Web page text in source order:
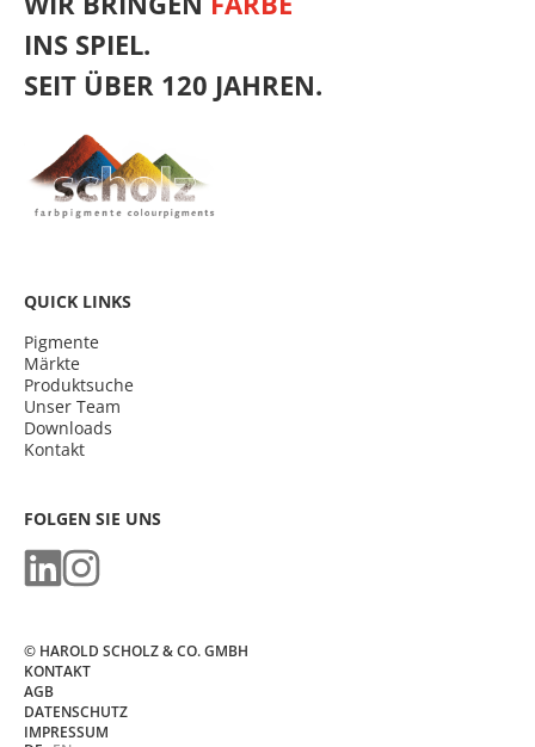
INS SPIEL.
SEIT ÜBER 120 JAHREN.
QUICK LINKS
Pigmente
Märkte
Produktsuche
Unser Team
Downloads
Kontakt
FOLGEN SIE UNS
© HAROLD SCHOLZ & CO. GMBH
KONTAKT
AGB
DATENSCHUTZ
IMPRESSUM